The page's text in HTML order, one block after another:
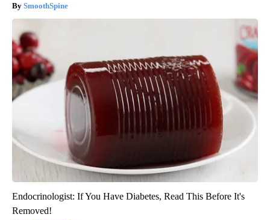
SmoothSpine
Endocrinologist: If You Have Diabetes, Read This Before It's
Removed!